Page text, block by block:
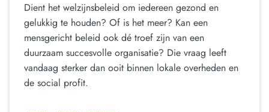
Dient het welzijnsbeleid om iedereen gezond en
gelukkig te houden? Of is het meer? Kan een
mensgericht beleid ook dé troef zijn van een
duurzaam succesvolle organisatie? Die vraag leeft
vandaag sterker dan ooit binnen lokale overheden en
de social profit.